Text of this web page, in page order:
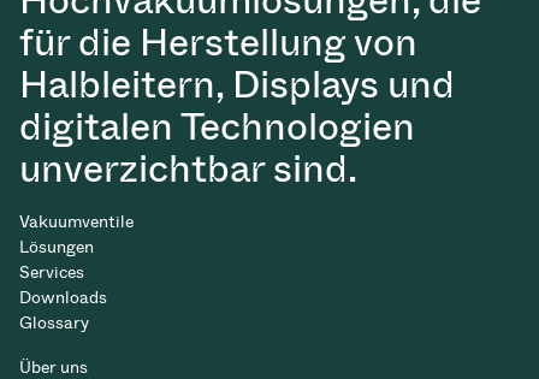
für die Herstellung von
Halbleitern, Displays und
digitalen Technologien
unverzichtbar sind.
Vakuumventile
Lösungen
Services
Downloads
Glossary
Über uns